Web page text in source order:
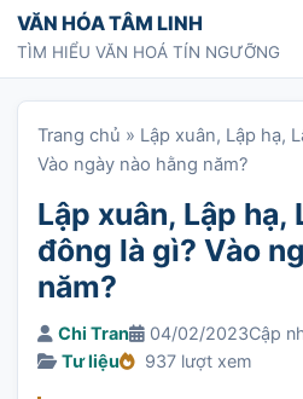
Chuyển tới nội dung
VĂN HÓA TÂM LINH
TÌM HIỂU VĂN HOÁ TÍN NGƯỠNG
Trang chủ » Lập xuân, Lập hạ,
Vào ngày nào hằng năm?
Lập xuân, Lập hạ,
đông là gì? Vào
năm?
Chi Tran 04/02/2023Cập
Tư liệu
937 lượt xem